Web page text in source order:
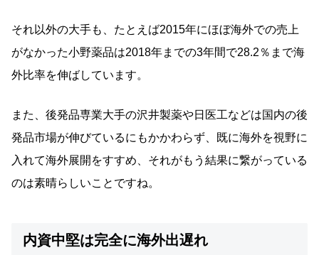
それ以外の大手も、たとえば2015年にほぼ海外での売上
がなかった小野薬品は2018年までの3年間で28.2％まで海
外比率を伸ばしています。
また、後発品専業大手の沢井製薬や日医工などは国内の後
発品市場が伸びているにもかかわらず、既に海外を視野に
入れて海外展開をすすめ、それがもう結果に繋がっている
のは素晴らしいことですね。
内資中堅は完全に海外出遅れ